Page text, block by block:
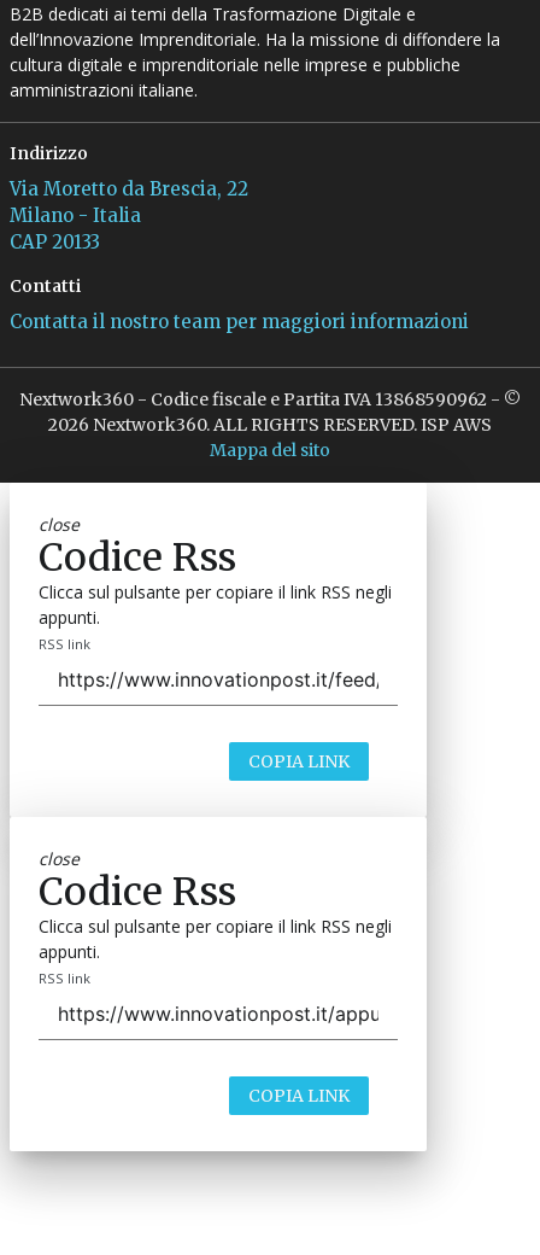
B2B dedicati ai temi della Trasformazione Digitale e
dell’Innovazione Imprenditoriale. Ha la missione di diffondere la
cultura digitale e imprenditoriale nelle imprese e pubbliche
amministrazioni italiane.
Indirizzo
Via Moretto da Brescia, 22
Milano - Italia
CAP 20133
Contatti
Contatta il nostro team per maggiori informazioni
Nextwork360 - Codice fiscale e Partita IVA 13868590962 - ©
2026 Nextwork360. ALL RIGHTS RESERVED. ISP AWS
Mappa del sito
close
Codice Rss
Clicca sul pulsante per copiare il link RSS negli
appunti.
RSS link
COPIA LINK
close
Codice Rss
Clicca sul pulsante per copiare il link RSS negli
appunti.
RSS link
COPIA LINK